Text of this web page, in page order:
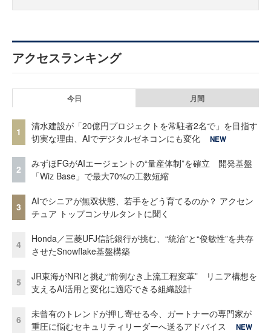
アクセスランキング
今日 月間
1
清水建設が「20億円プロジェクトを常駐者2名で」を目指す
切実な理由、AIでデジタルゼネコンにも変化
NEW
2
みずほFGがAIエージェントの“量産体制”を確立 開発基盤
「Wiz Base」で最大70%の工数短縮
3
AIでシニアが無双状態、若手をどう育てるのか？ アクセン
チュア トップコンサルタントに聞く
4
Honda／三菱UFJ信託銀行が挑む、“統治”と“俊敏性”を共存
させたSnowflake基盤構築
5
JR東海がNRIと挑む“前例なき上流工程変革” リニア構想を
支えるAI活用と変化に適応できる組織設計
6
未曾有のトレンドが押し寄せる今、ガートナーの専門家が
重圧に悩むセキュリティリーダーへ送るアドバイス
NEW